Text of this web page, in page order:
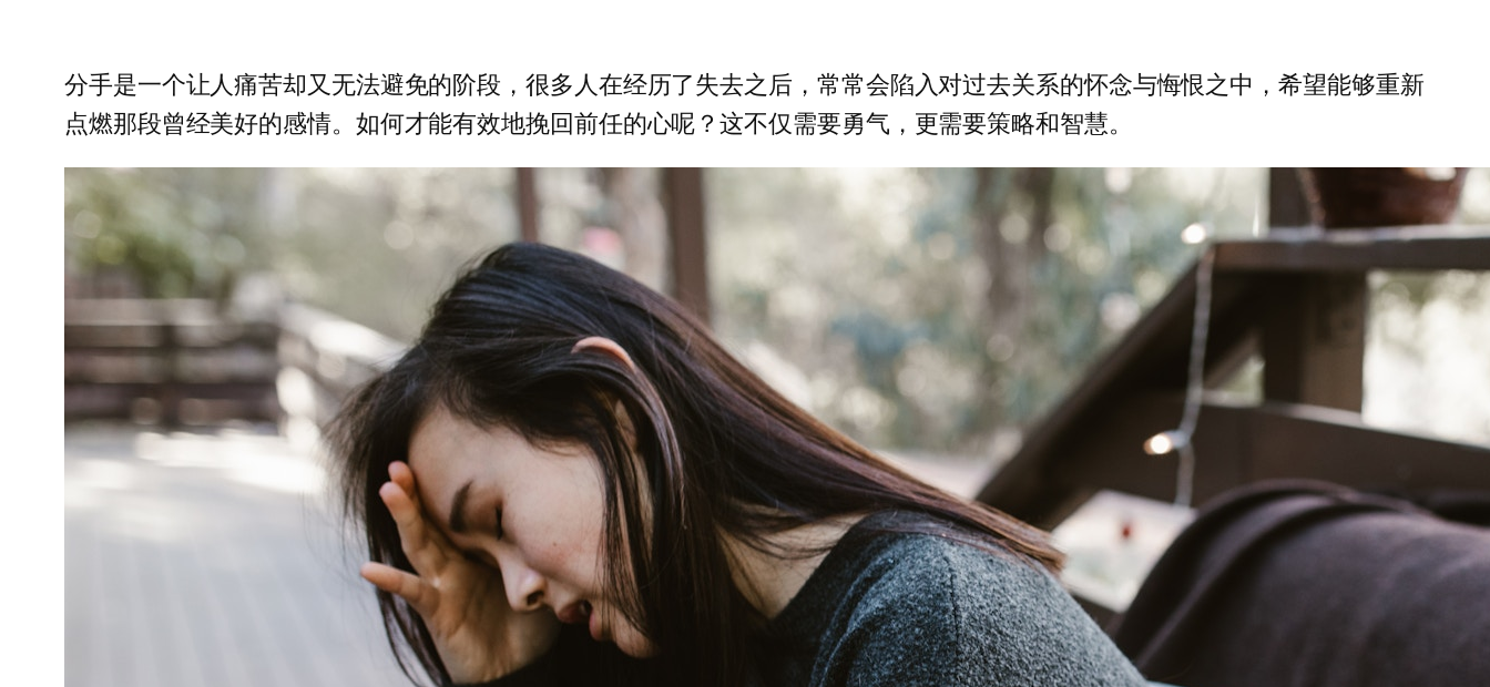
分手是一个让人痛苦却又无法避免的阶段，很多人在经历了失去之后，常常会陷入对过去关系的怀念与悔恨之中，希望能够重新
点燃那段曾经美好的感情。如何才能有效地挽回前任的心呢？这不仅需要勇气，更需要策略和智慧。